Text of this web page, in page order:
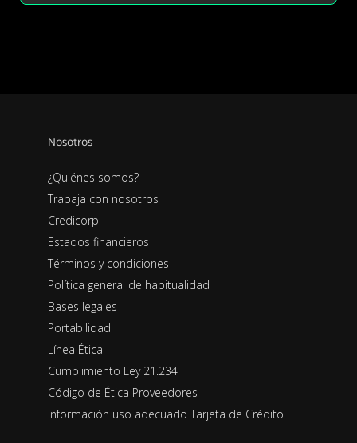
Nosotros
¿Quiénes somos?
Trabaja con nosotros
Credicorp
Estados financieros
Términos y condiciones
Política general de habitualidad
Bases legales
Portabilidad
Línea Ética
Cumplimiento Ley 21.234
Código de Ética Proveedores
Información uso adecuado Tarjeta de Crédito